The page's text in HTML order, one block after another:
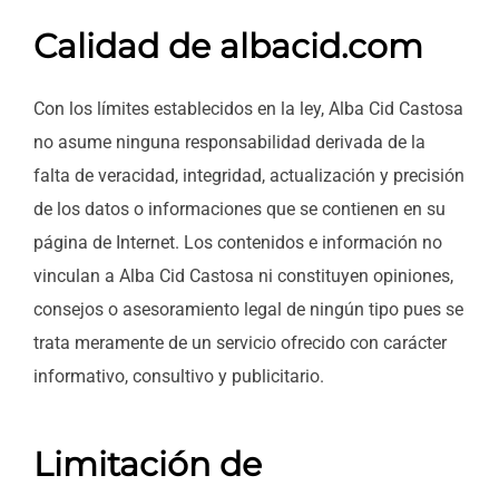
Calidad de albacid.com
Con los límites establecidos en la ley, Alba Cid Castosa
no asume ninguna responsabilidad derivada de la
falta de veracidad, integridad, actualización y precisión
de los datos o informaciones que se contienen en su
página de Internet. Los contenidos e información no
vinculan a Alba Cid Castosa ni constituyen opiniones,
consejos o asesoramiento legal de ningún tipo pues se
trata meramente de un servicio ofrecido con carácter
informativo, consultivo y publicitario.
Limitación de